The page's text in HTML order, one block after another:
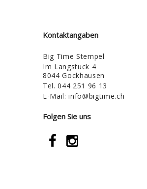
Kontaktangaben
Big Time Stempel
Im Langstuck 4
8044 Gockhausen
Tel.044 251 96 13
E-Mail:info@bigtime.ch
Folgen Sie uns